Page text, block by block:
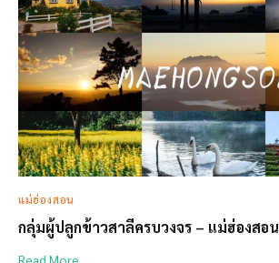
แม่ฮ่องสอน
กลุ่มผู้ปลูกข้าวสาลีครบวงจร – แม่ฮ่องสอน
Read More